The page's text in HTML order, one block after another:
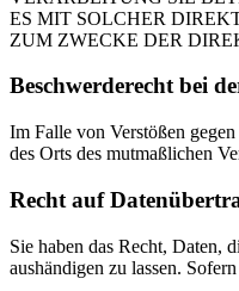
ES MIT SOLCHER
ZUM ZWECKE DER
Beschwerde­recht bei
Im Falle von Verstößen
des Orts des mutmaßlichen
Recht auf
Sie haben das Recht, Daten,
aushändigen zu lassen.